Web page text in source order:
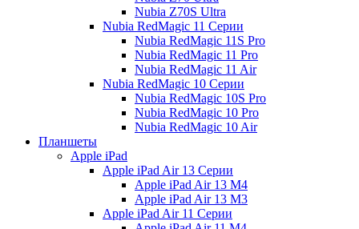
Nubia Z70S Ultra
Nubia RedMagic 11 Серии
Nubia RedMagic 11S Pro
Nubia RedMagic 11 Pro
Nubia RedMagic 11 Air
Nubia RedMagic 10 Серии
Nubia RedMagic 10S Pro
Nubia RedMagic 10 Pro
Nubia RedMagic 10 Air
Планшеты
Apple iPad
Apple iPad Air 13 Серии
Apple iPad Air 13 M4
Apple iPad Air 13 M3
Apple iPad Air 11 Серии